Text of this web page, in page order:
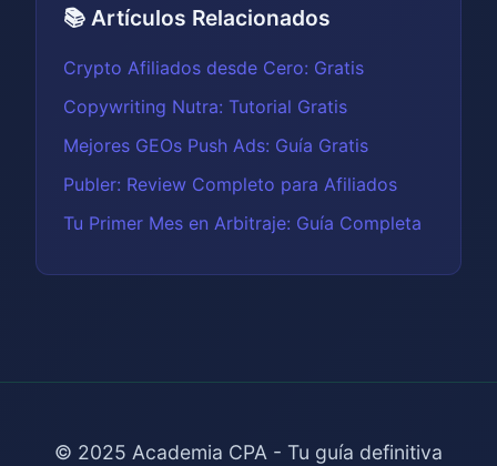
📚 Artículos Relacionados
Crypto Afiliados desde Cero: Gratis
Copywriting Nutra: Tutorial Gratis
Mejores GEOs Push Ads: Guía Gratis
Publer: Review Completo para Afiliados
Tu Primer Mes en Arbitraje: Guía Completa
© 2025 Academia CPA - Tu guía definitiva